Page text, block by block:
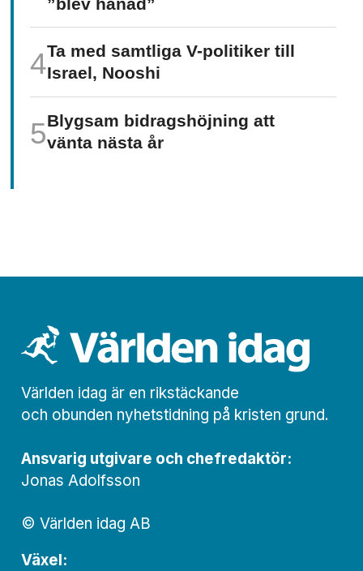
”blev hånad”
Ta med samtliga V-politiker till
Israel, Nooshi
Blygsam bidrags­höjning att
vänta nästa år
Världen idag är en rikstäckande
och obunden nyhets­­­tidning på kristen grund.
Ansvarig utgivare och chef­redaktör:
Jonas Adolfsson
© Världen idag AB
Växel: